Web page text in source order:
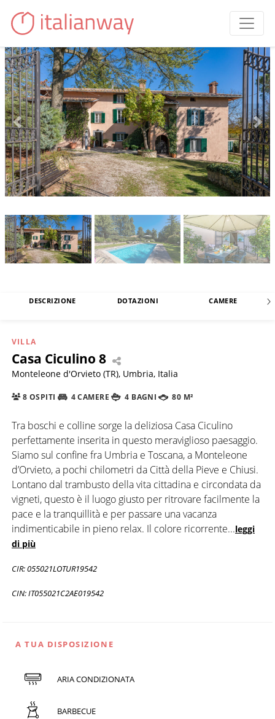
DESCRIZIONE DOTAZIONI CAMERE
VILLA
Casa Ciculino 8
Monteleone d'Orvieto (TR), Umbria, Italia
8 OSPITI 4 CAMERE 4 BAGNI 80 M²
Tra boschi e colline sorge la deliziosa Casa Ciculino
perfettamente inserita in questo meraviglioso paesaggio.
Siamo sul confine fra Umbria e Toscana, a Monteleone
d’Orvieto, a pochi chilometri da Città della Pieve e Chiusi.
Lontano dal trambusto della vita cittadina e circondata da
vigneti, questo è il luogo giusto per ritrovare facilmente la
pace e la tranquillità e per passare una vacanza
indimenticabile in pieno relax. Il colore ricorrente...leggi
di più
CIR: 055021LOTUR19542
CIN: IT055021C2AE019542
A TUA DISPOSIZIONE
ARIA CONDIZIONATA
BARBECUE